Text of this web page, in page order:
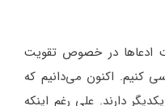
ادعاها در خصوص تقویت
کنیم. اکنون می‌دانیم که
دارند. علی رغم اینکه